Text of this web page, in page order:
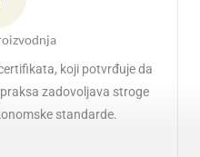
koji potvrđuje da
zadovoljava stroge
standarde.